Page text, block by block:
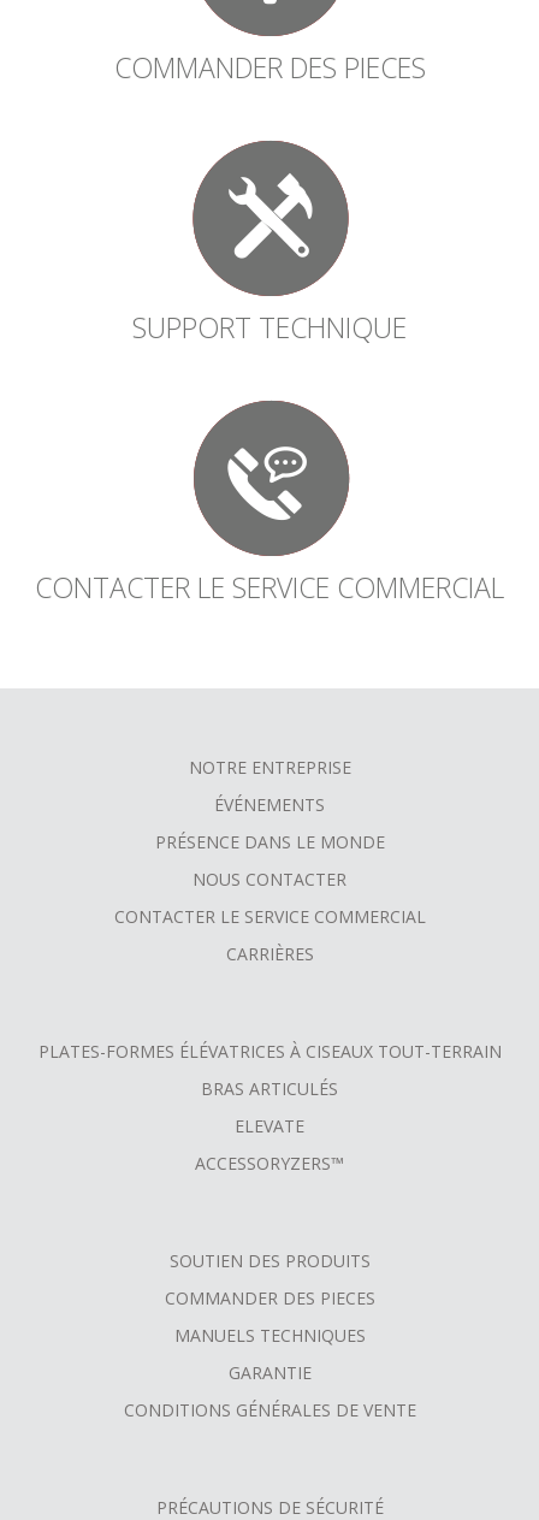
COMMANDER DES PIECES
SUPPORT TECHNIQUE
CONTACTER LE SERVICE COMMERCIAL
NOTRE ENTREPRISE
ÉVÉNEMENTS
PRÉSENCE DANS LE MONDE
NOUS CONTACTER
CONTACTER LE SERVICE COMMERCIAL
CARRIÈRES
PLATES-FORMES ÉLÉVATRICES À CISEAUX TOUT-TERRAIN
BRAS ARTICULÉS
ELEVATE
ACCESSORYZERS™
SOUTIEN DES PRODUITS
COMMANDER DES PIECES
MANUELS TECHNIQUES
GARANTIE
CONDITIONS GÉNÉRALES DE VENTE
PRÉCAUTIONS DE SÉCURITÉ